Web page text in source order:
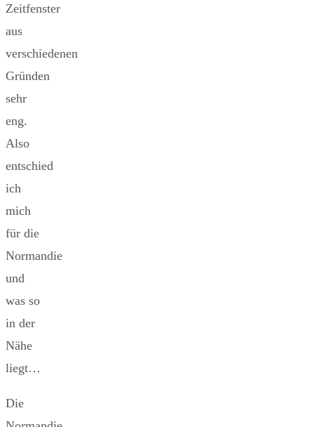
Zeitfenster
aus
verschiedenen
Gründen
sehr
eng.
Also
entschied
ich
mich
für die
Normandie
und
was so
in der
Nähe
liegt…
Die